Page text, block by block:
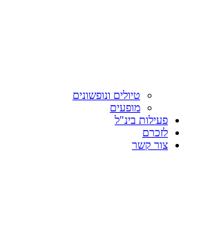
טיולים ונופשונים
מופעים
פעילות בינ"ל
לזכרם
צור קשר